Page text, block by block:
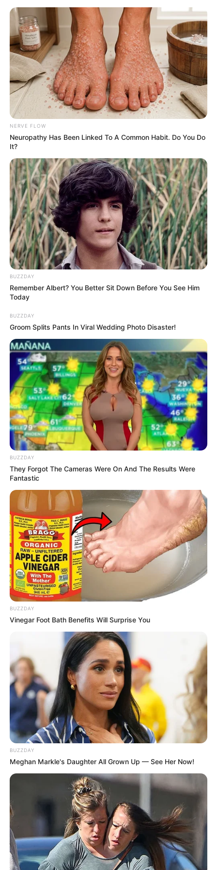
HOME
INSPIRASI
STYLE
FILM &
SERIES
NGAKAK
QUOTES
HYPE
MORE
HBY
0
fans love
VOTE
Debut:
16 Agustus 2017
Asal:
Korea Selatan
Jumlah Anggota:
4 Member
Fandom:
HBY adalah grup asal Korea Selatan yang berada dibawah asuhan
Rainbow entertainment. HBY sendiri merupakan akronim dari Hot
Blood Youth. Mereka diperkenalkan pada April 2017
NERVE FLOW
Neuropathy Has Been Linked To A Common Habit. Do You Do
It?
BUZZDAY
Remember Albert? You Better Sit Down Before You See Him
Today
BUZZDAY
Groom Splits Pants In Viral Wedding Photo Disaster!
BUZZDAY
They Forgot The Cameras Were On And The Results Were
Fantastic
BUZZDAY
Vinegar Foot Bath Benefits Will Surprise You
BUZZDAY
Meghan Markle's Daughter All Grown Up — See Her Now!